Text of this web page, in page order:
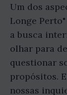
Um dos
Longe
a busca
olhar para
questionar
propósitos.
nossas